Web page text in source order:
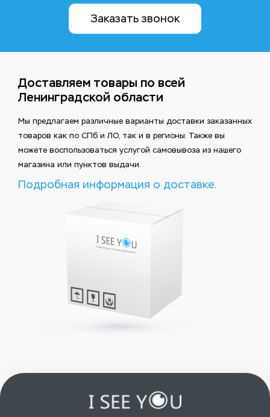
Заказать звонок
Доставляем товары по всей
Ленинградской области
Мы предлагаем различные варианты доставки заказанных
товаров как по СПб и ЛО, так и в регионы. Также вы
можете воспользоваться услугой самовывоза из нашего
магазина или пунктов выдачи.
Подробная информация о доставке.